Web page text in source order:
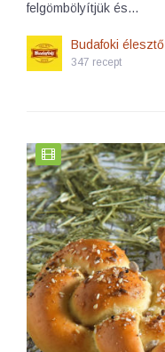
felgömbölyítjük és…
Budafoki élesztő
347 recept